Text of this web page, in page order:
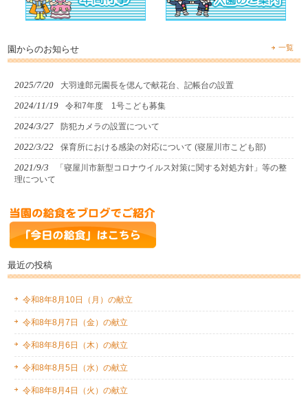
園からのお知らせ 一覧
2025/7/20 大羽達郎元園長を偲んで献花台、記帳台の設置
2024/11/19 令和7年度 1号こども募集
2024/3/27 防犯カメラの設置について
2022/3/22 保育所における感染の対応について (寝屋川市こども部)
2021/9/3
「寝屋川市新型コロナウイルス対策に関する対処方針」等の整
理について
最近の投稿
令和8年8月10日（月）の献立
令和8年8月7日（金）の献立
令和8年8月6日（木）の献立
令和8年8月5日（水）の献立
令和8年8月4日（火）の献立